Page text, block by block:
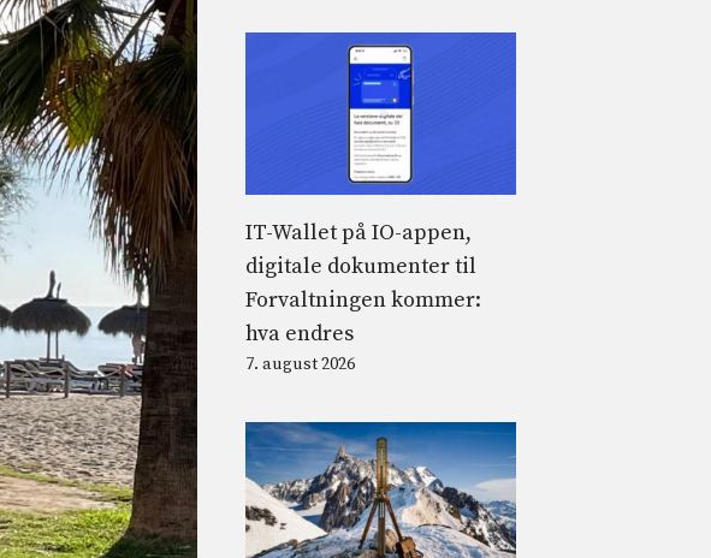
IT-Wallet på IO-appen,
digitale dokumenter til
Forvaltningen kommer:
hva endres
7. august 2026